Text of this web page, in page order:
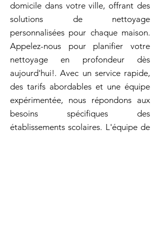
domicile dans votre ville, offrant des
solutions de nettoyage
personnalisées pour chaque maison.
Appelez-nous pour planifier votre
nettoyage en profondeur dès
aujourd'hui!. Avec un service rapide,
des tarifs abordables et une équipe
expérimentée, nous répondons aux
besoins spécifiques des
établissements scolaires. L'équipe de